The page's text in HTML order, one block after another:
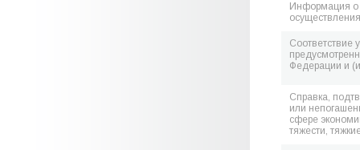
Информация о
Соответствие
Федерации и
Справка,
или
сфере
тяжести,